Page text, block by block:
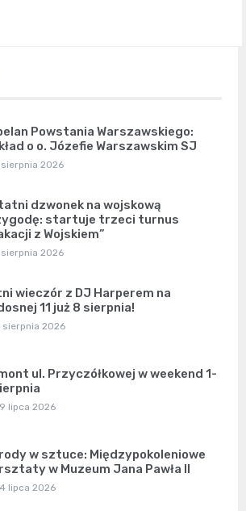
Powstania Warszawskiego:
o o. Józefie Warszawskim SJ
sierpnia 2026
dzwonek na wojskową
startuje trzeci turnus
z Wojskiem”
sierpnia 2026
wieczór z DJ Harperem na
11 już 8 sierpnia!
sierpnia 2026
ul. Przyczółkowej w weekend 1-
lipca 2026
w sztuce: Międzypokoleniowe
w Muzeum Jana Pawła II
lipca 2026